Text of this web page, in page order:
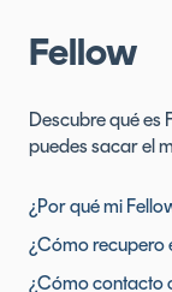
Fellow
Descubre qué es
puedes sacar el
¿Por qué mi
¿Cómo recupero
¿Cómo contacto